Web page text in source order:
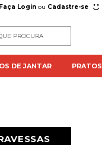
Faça Loginou Cadastre-se
DE JANTAR PRATOS